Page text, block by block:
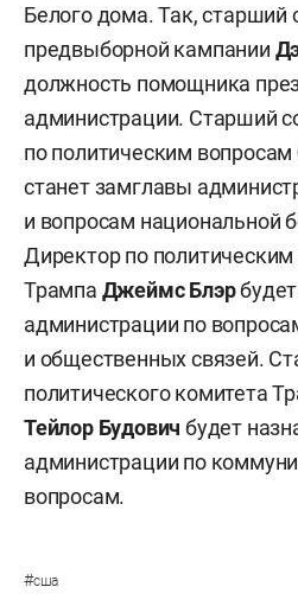
Белого дома. Так, старший
предвыборной кампании
должность помощника
администрации. Старший
по политическим вопросам
станет замглавы
и вопросам национальной
Директор по
Трампа Джеймс Блэр
администрации по
и общественных связей.
политического комитета
Тейлор Будович будет
администрации по
вопросам.
#сша